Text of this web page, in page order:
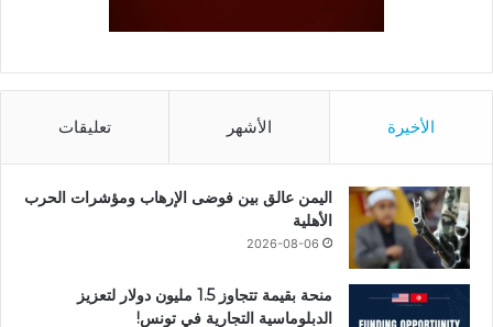
الأخيرة الأشهر تعليقات
اليمن عالق بين فوضى الإرهاب ومؤشرات الحرب
الأهلية
2026-08-06
منحة بقيمة تتجاوز 1.5 مليون دولار لتعزيز
الدبلوماسية التجارية في تونس!